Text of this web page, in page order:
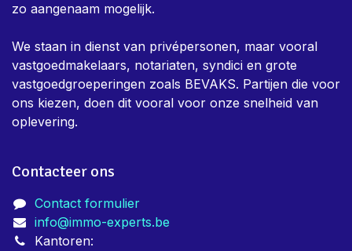
zo aangenaam mogelijk.
We staan in dienst van privépersonen, maar vooral
vastgoedmakelaars, notariaten, syndici en grote
vastgoedgroeperingen zoals BEVAKS. Partijen die voor
ons kiezen, doen dit vooral voor onze snelheid van
oplevering.
Contacteer ons
Contact formulier
info@immo-experts.be
Kantoren: